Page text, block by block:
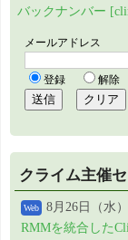
バックナンバー
クライム主催
Web 8月26日（水）
RMMを統合した